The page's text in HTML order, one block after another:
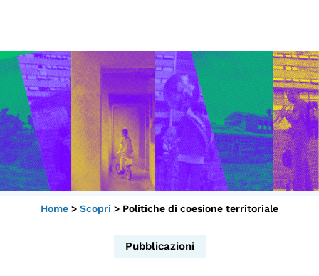
Vai
al
contenuto
Sostieni
App
Sala di Lettura
LA FONDAZIONE
Home > Scopri > Politiche di coesione territoriale
Pubblicazioni